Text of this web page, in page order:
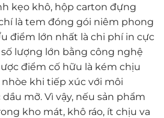
kẹo khô, hộp carton đựng
là tem đóng gói niêm phong
điểm lớn nhất là chi phí in cực
lượng lớn bằng công nghệ
điểm cố hữu là kém chịu
nhòe khi tiếp xúc với môi
mỡ. Vì vậy, nếu sản phẩm
kho mát, khô ráo, ít chịu va